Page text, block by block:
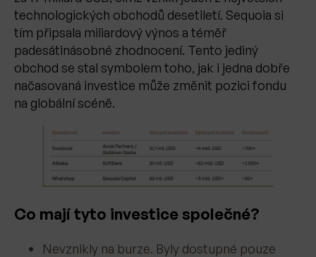
technologických obchodů desetiletí. Sequoia si
tím připsala miliardový výnos a téměř
padesátinásobné zhodnocení. Tento jediný
obchod se stal symbolem toho, jak i jedna dobře
načasovaná investice může změnit pozici fondu
na globální scéně.
Co mají tyto investice společné?
Nevznikly na burze. Byly dostupné pouze